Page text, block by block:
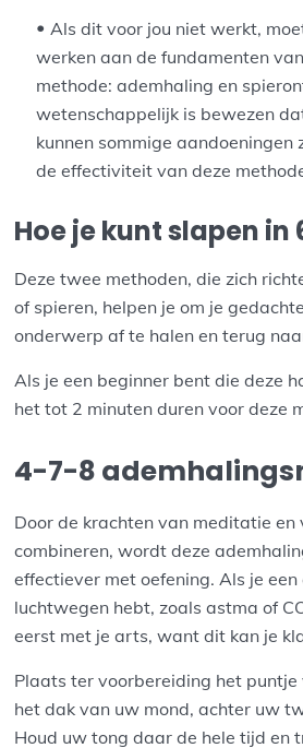
Als dit voor jou niet werkt,
werken aan de fundamenten
methode: ademhaling en
wetenschappelijk is bewezen
kunnen sommige aandoeningen
de effectiviteit van deze
Hoe je kunt slapen in
Deze twee methoden, die zich
of spieren, helpen je om je
onderwerp af te halen en terug
Als je een beginner bent die deze
het tot 2 minuten duren voor deze
4-7-8
Door de krachten van meditatie en
combineren, wordt deze
effectiever met oefening. Als je
luchtwegen hebt, zoals astma of
eerst met je arts, want dit kan je
Plaats ter voorbereiding het
het dak van uw mond, achter uw
Houd uw tong daar de hele tijd en